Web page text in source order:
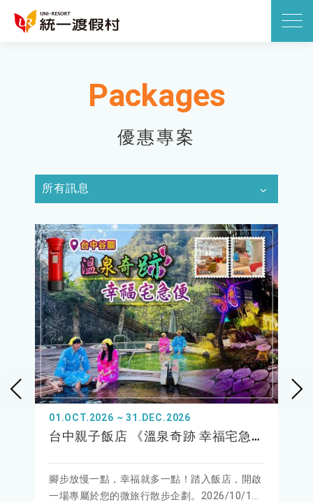
Packages
優惠專案
所有訊息
01.OCT.2026 ~ 31.DEC.2026
台中親子飯店 《溫泉奇跡 幸福宅急便》親子泡湯 x 幸福任務，解鎖驚喜好禮
腳步放慢一點，幸福就多一點！踏入飯店，開啟
一場專屬於您的微旅行散步企劃。2026/10/1...